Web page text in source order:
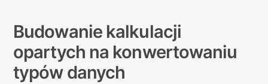
Budowanie kalkulacji
opartych na konwertowaniu
typów danych